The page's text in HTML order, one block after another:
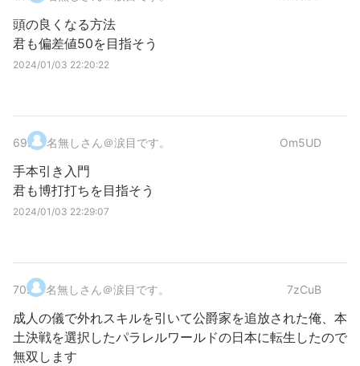
頭の良くなる方法
君も偏差値50を目指そう
2024/01/03 22:20:22
69. 名無しさん＠涙目です。 Om5UD
手本引き入門
君も博打打ちを目指そう
2024/01/03 22:29:07
70. 名無しさん＠涙目です。 7zCuB
成人の儀で外れスキルを引いて公爵家を追放された俺、本
土決戦を選択したパラレルワールドの日本に転生したので
無双します